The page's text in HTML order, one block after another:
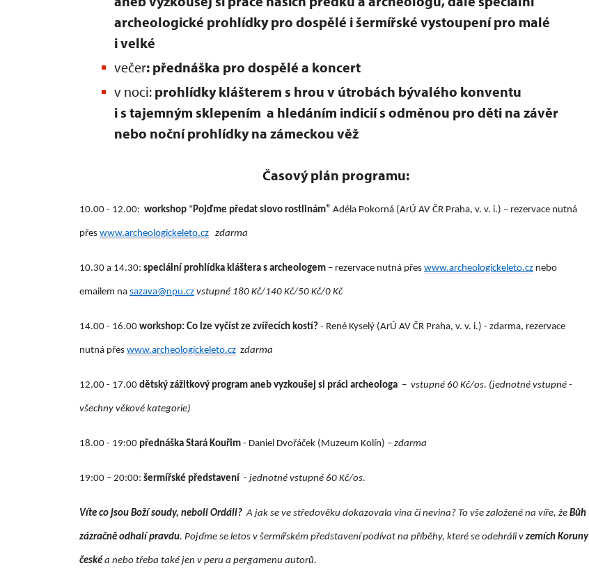
archeologické prohlídky pro dospělé i šermířské vystoupení pro malé
i velké
večer: přednáška pro dospělé a koncert
v noci: prohlídky klášterem s hrou v útrobách bývalého konventu
i s tajemným sklepením a hledáním indicií s odměnou pro děti na závěr
nebo noční prohlídky na zámeckou věž
Časový plán programu:
10.00 - 12.00: workshop “Pojďme předat slovo rostlinám” Adéla Pokorná (ArÚ AV ČR Praha, v. v. i.) – rezervace nutná
přes www.archeologickeleto.cz zdarma
10.30 a 14.30: speciální prohlídka kláštera s archeologem – rezervace nutná přes www.archeologickeleto.cz nebo
emailem na sazava@npu.cz vstupné 180 Kč/140 Kč/50 Kč/0 Kč
14.00 - 16.00 workshop: Co lze vyčíst ze zvířecích kostí? - René Kyselý (ArÚ AV ČR Praha, v. v. i.) - zdarma, rezervace
nutná přes www.archeologickeleto.cz zdarma
12.00 - 17.00 dětský zážitkový program aneb vyzkoušej si práci archeologa – vstupné 60 Kč/os. (jednotné vstupné -
všechny věkové kategorie)
18.00 - 19:00 přednáška Stará Kouřim - Daniel Dvořáček (Muzeum Kolín) – zdarma
19:00 – 20:00: šermířské představení - jednotné vstupné 60 Kč/os.
Víte co jsou Boží soudy, neboli Ordáli? A jak se ve středověku dokazovala vina či nevina? To vše založené na víře, že Bůh
zázračně odhalí pravdu. Pojďme se letos v šermířském představení podívat na příběhy, které se odehráli v zemích Koruny
české a nebo třeba také jen v peru a pergamenu autorů.